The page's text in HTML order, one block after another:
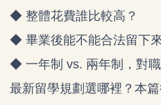
◆ 整體花費誰比較高？
◆ 畢業後能不能合法留下
◆ 一年制 vs. 兩年制，對
最新留學規劃選哪裡？本